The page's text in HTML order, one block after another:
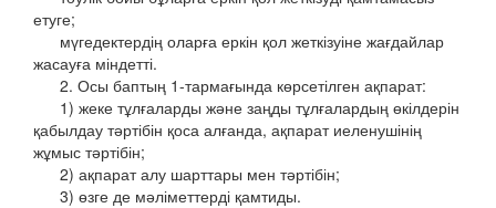
етуге;
мүгедектердің оларға еркін қол жеткізуіне жағдайлар
жасауға міндетті.
2. Осы баптың 1-тармағында көрсетілген ақпарат:
1) жеке тұлғаларды және заңды тұлғалардың өкілдерін
қабылдау тәртібін қоса алғанда, ақпарат иеленушінің
жұмыс тәртібін;
2) ақпарат алу шарттары мен тәртібін;
3) өзге де мәліметтерді қамтиды.